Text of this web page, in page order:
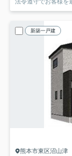
法令遵守でお客様を
新築一戸建
熊本市東区沼山津